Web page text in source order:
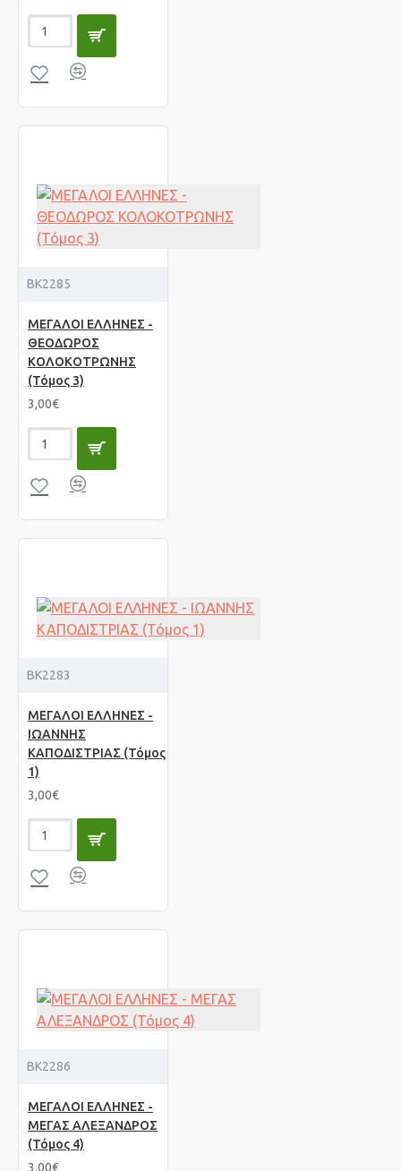
BK2285
ΜΕΓΑΛΟΙ ΕΛΛΗΝΕΣ -
ΘΕΟΔΩΡΟΣ
ΚΟΛΟΚΟΤΡΩΝΗΣ
(Τόμος 3)
3,00€
BK2283
ΜΕΓΑΛΟΙ ΕΛΛΗΝΕΣ -
ΙΩΑΝΝΗΣ
ΚΑΠΟΔΙΣΤΡΙΑΣ (Τόμος
1)
3,00€
BK2286
ΜΕΓΑΛΟΙ ΕΛΛΗΝΕΣ -
ΜΕΓΑΣ ΑΛΕΞΑΝΔΡΟΣ
(Τόμος 4)
3,00€